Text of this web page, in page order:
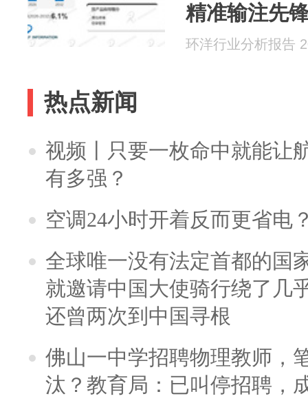
精准输注先
环洋行业分析报告
热点新闻
视频丨只要一枚命中就能让
有多强？
空调24小时开着反而更省电
全球唯一没有法定首都的国
就邀请中国大使骑行绕了几
还曾两次到中国寻根
佛山一中学招聘物理教师，
汰？教育局：已叫停招聘，